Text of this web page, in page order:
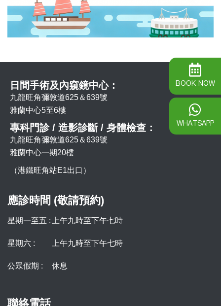
日間手術及內窺鏡中心：
九龍旺角彌敦道625＆639號
雅蘭中心5至6樓
專科門診 / 造影診斷 / 身體檢查：
九龍旺角彌敦道625＆639號
雅蘭中心一期20樓
（港鐵旺角站E1出口）
應診時間 (敬請預約)
星期一至五 : 上午九時至下午七時
星期六 : 上午九時至下午七時
公眾假期 : 休息
聯絡電話
BOOK NOW
WHATSAPP